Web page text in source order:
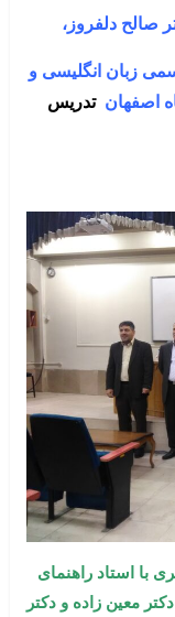
صالح دلفروز،
زبان انگلیسی و
اصفهان تدریس
با استاد راهنمای
معین زاده و دکتر